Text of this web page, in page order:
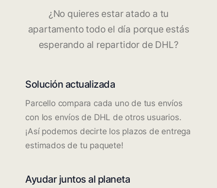
¿No quieres estar atado a tu
apartamento todo el día porque estás
esperando al repartidor de DHL?
Solución actualizada
Parcello compara cada uno de tus envíos
con los envíos de DHL de otros usuarios.
¡Así podemos decirte los plazos de entrega
estimados de tu paquete!
Ayudar juntos al planeta